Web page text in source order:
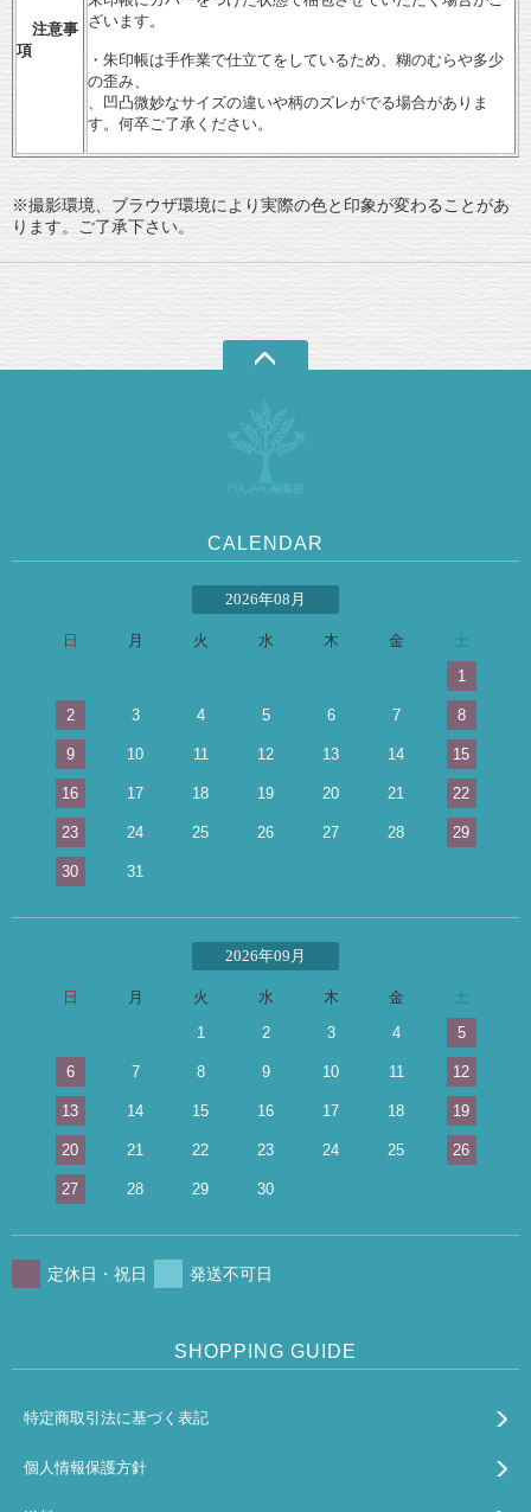
注意事
項
ざいます。
・朱印帳は手作業で仕立てをしているため、糊のむらや多少
の歪み、
、凹凸微妙なサイズの違いや柄のズレがでる場合がありま
す。何卒ご了承ください。
※撮影環境、ブラウザ環境により実際の色と印象が変わることがあ
ります。ご了承下さい。
CALENDAR
2026年08月
日 月 火 水 木 金
1
2 3 4 5 6 7 8
9 10 11 12 13 14 15
16 17 18 19 20 21 22
23 24 25 26 27 28 29
30 31
2026年09月
日 月 火 水 木 金
1
2 3 4 5
6 7 8 9 10 11 12
13 14 15 16 17 18 19
20 21 22 23 24 25 26
27 28 29 30
定休日・祝日 発送不可日
SHOPPING GUIDE
特定商取引法に基づく表記
個人情報保護方針